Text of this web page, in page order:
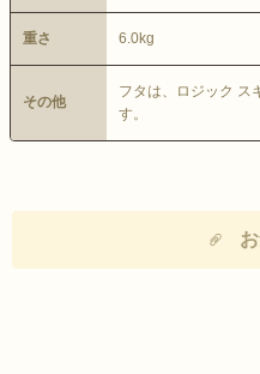
重さ 6.0kg
その他
フタは、ロジック ス
す。